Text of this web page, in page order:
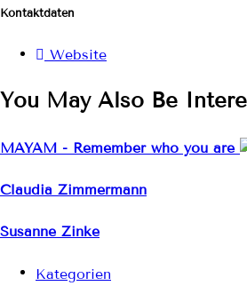
Kontaktdaten
Website
You May Also Be
MAYAM - Remember who you are
Claudia Zimmermann
Susanne Zinke
Kategorien